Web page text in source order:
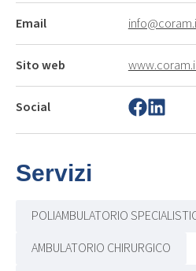
Email
Sito web
Social
Servizi
POLIAMBULATORIO
AMBULATORIO CHIRURGICO